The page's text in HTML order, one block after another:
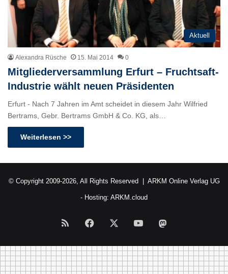
Aktuell
Alexandra Rüsche 15. Mai 2014 0
Mitgliederversammlung Erfurt – Fruchtsaft-
Industrie wählt neuen Präsidenten
Erfurt - Nach 7 Jahren im Amt scheidet in diesem Jahr Wilfried
Bertrams, Gebr. Bertrams GmbH & Co. KG, als…
Weiterlesen >>
© Copyright 2009-2026, All Rights Reserved | ARKM Online Verlag UG
- Hosting: ARKM.cloud
RSS Facebook YouTube